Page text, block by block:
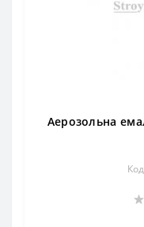
Аерозольна